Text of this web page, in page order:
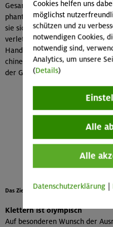
Gesamtwertung 2016 umso
phantastischen fünften Platz in
sie sich in die obere Liga der
verletzte Elias Heinemann
Handicaps immerhin bei den
chinesischen Ghouangzouh
der Gesamtwertung erringen.
Das Ziel ist klar: Olympia 2020
Klettern ist olympisch
Auf besonderen Wunsch der
Cookies helfen uns
möglichst
schützen und zu
notwendigen Cookies,
notwendig sind,
Analytics, um unsere
(Details)
Alle
Alle
Datenschutzerklärung